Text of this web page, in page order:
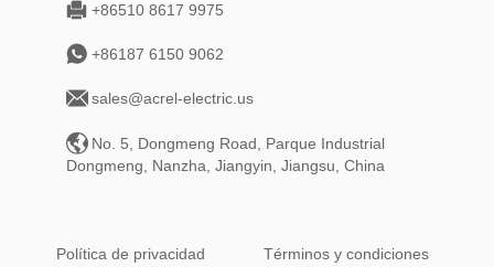
+86510 8617 9975
+86187 6150 9062
sales@acrel-electric.us
No. 5, Dongmeng Road, Parque Industrial
Dongmeng, Nanzha, Jiangyin, Jiangsu, China
Política de privacidad Términos y condiciones